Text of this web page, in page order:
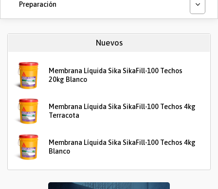
Preparación
Nuevos
Membrana Líquida Sika SikaFill-100 Techos
20kg Blanco
Membrana Líquida Sika SikaFill-100 Techos 4kg
Terracota
Membrana Líquida Sika SikaFill-100 Techos 4kg
Blanco